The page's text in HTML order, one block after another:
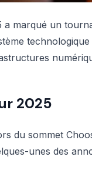
a marqué un
2025
du sommet
unes des